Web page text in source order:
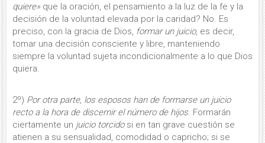
quiere» que la oración, el pensamiento a la luz de la fe y la
decisión de la voluntad elevada por la caridad? No. Es
preciso, con la gracia de Dios, formar un juicio, es de­cir,
tomar una decisión consciente y libre, manteniendo
siempre la voluntad sujeta incondicionalmente a lo que Dios
quiera.
2º) Por otra parte, los esposos han de formarse un juicio
recto a la hora de discernir el número de hijos. Formarán
ciertamente un juicio torcidosi en tan grave cuestión se
atienen a su sensualidad, comodidad o ca­pricho; si se